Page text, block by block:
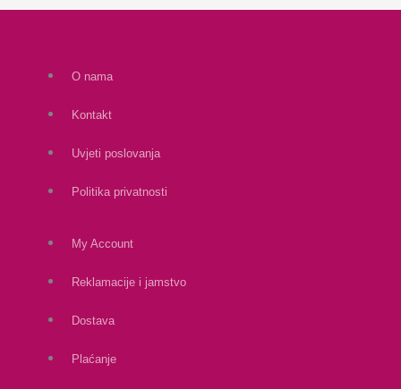
O nama
Kontakt
Uvjeti poslovanja
Politika privatnosti
My Account
Reklamacije i jamstvo
Dostava
Plaćanje